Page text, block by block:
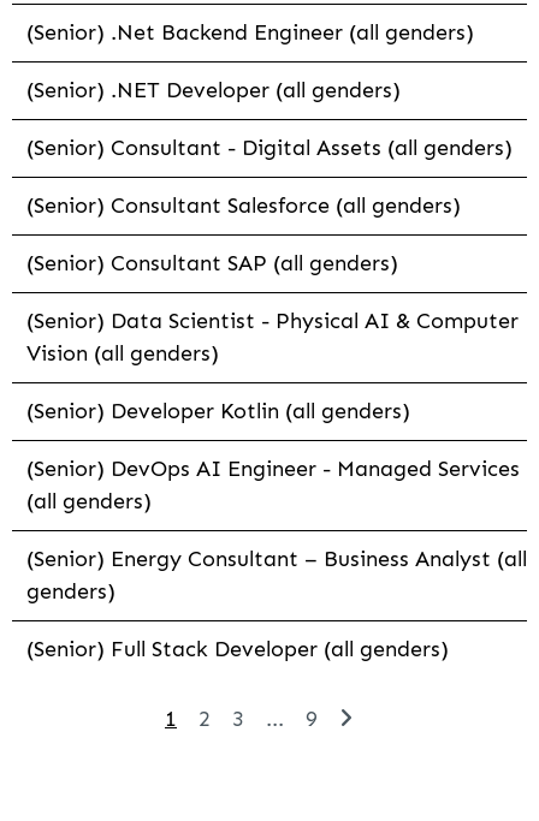
(Senior) .Net Backend Engineer (all genders)
(Senior) .NET Developer (all genders)
(Senior) Consultant - Digital Assets (all genders)
(Senior) Consultant Salesforce (all genders)
(Senior) Consultant SAP (all genders)
(Senior) Data Scientist - Physical AI & Computer
Vision (all genders)
(Senior) Developer Kotlin (all genders)
(Senior) DevOps AI Engineer - Managed Services
(all genders)
(Senior) Energy Consultant – Business Analyst (all
genders)
(Senior) Full Stack Developer (all genders)
1 2 3 ... 9